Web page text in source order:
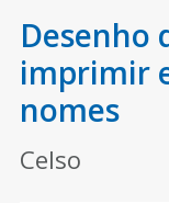
Desenho
imprimir
nomes
Celso